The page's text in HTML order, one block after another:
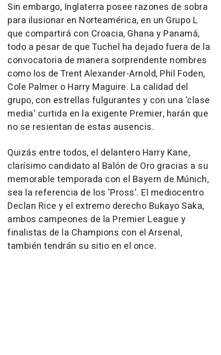
Sin embargo, Inglaterra posee razones de sobra
para ilusionar en Norteamérica, en un Grupo L
que compartirá con Croacia, Ghana y Panamá,
todo a pesar de que Tuchel ha dejado fuera de la
convocatoria de manera sorprendente nombres
como los de Trent Alexander-Arnold, Phil Foden,
Cole Palmer o Harry Maguire. La calidad del
grupo, con estrellas fulgurantes y con una 'clase
media' curtida en la exigente Premier, harán que
no se resientan de estas ausencis.
Quizás entre todos, el delantero Harry Kane,
clarísimo candidato al Balón de Oro gracias a su
memorable temporada con el Bayern de Múnich,
sea la referencia de los 'Pross'. El mediocentro
Declan Rice y el extremo derecho Bukayo Saka,
ambos campeones de la Premier League y
finalistas de la Champions con el Arsenal,
también tendrán su sitio en el once.